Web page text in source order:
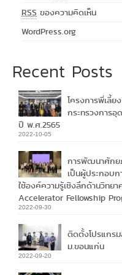
RSS ของความคิดเห็น
WordPress.org
Recent Posts
โครงการพี่เลี้
กระทรวงการ
ปี พ.ศ.2565
2022-10-05
การพัฒนาศักย
เป็นผู้ประกอบ
ใช้องค์ความรู้เชิงลึกด้านวิทย
Accelerator Fellowship
2022-09-30
ติดตั้งโปรแกร
ม.ขอนแก่น
2022-09-20